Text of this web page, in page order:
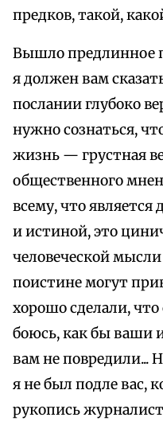
предков, такой,
Вышло предлинное
я должен вам
послании глубоко
нужно сознаться,
жизнь — грустная
общественного
всему, что является
и истиной, это
человеческой
поистине могут
хорошо сделали, что
боюсь, как бы ваши
вам не повредили...
я не был подле вас,
рукопись